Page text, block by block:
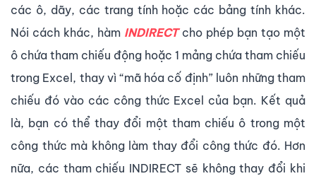
các ô, dãy, các trang tính hoặc các bảng tính khác.
Nói cách khác, hàm INDIRECTcho phép bạn tạo một
ô chứa tham chiếu động hoặc 1 mảng chứa tham chiếu
trong Excel, thay vì “mã hóa cố định” luôn những tham
chiếu đó vào các công thức Excel của bạn. Kết quả
là, bạn có thể thay đổi một tham chiếu ô trong một
công thức mà không làm thay đổi công thức đó. Hơn
nữa, các tham chiếu INDIRECT sẽ không thay đổi khi